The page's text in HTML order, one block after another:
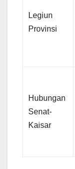
Legiun
Provinsi
Hubungan
Senat-
Kaisar